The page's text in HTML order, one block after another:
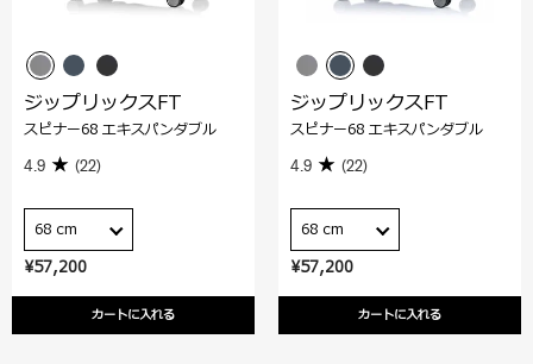
¥57,200
カートに入れる
ジップリックスFT
スピナー68 エキスパンダブル
4.9 (22)
68 cm
¥57,200
カートに入れる
ジップリックスFT
スピナー68 エキスパンダブル
4.9 (22)
68 cm